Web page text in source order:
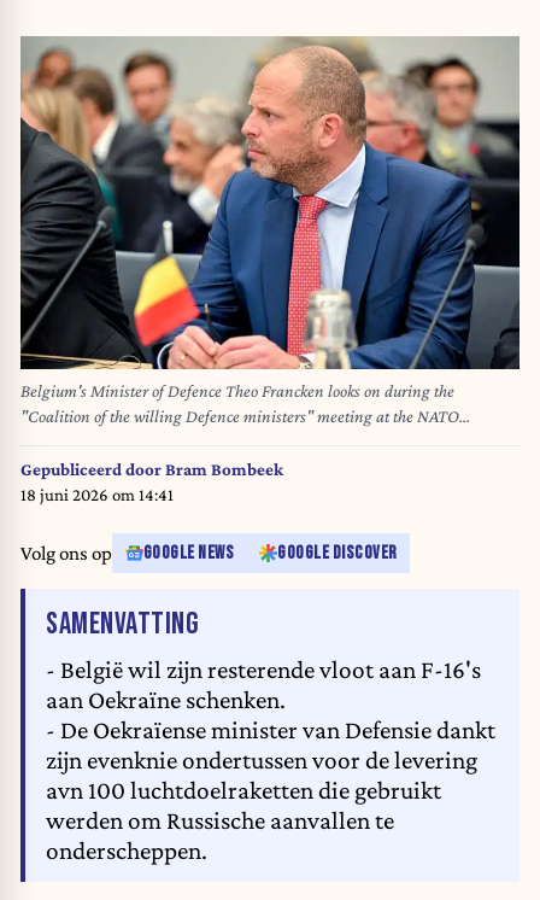
Belgium's Minister of Defence Theo Francken looks on during the
"Coalition of the willing Defence ministers" meeting at the NATO
headquarters in Brussels on April 10, 2025. Nicolas TUCAT / AFP
Gepubliceerd doorBram Bombeek
18 juni 2026 om 14:41
Volg ons op GOOGLE NEWS GOOGLE DISCOVER
SAMENVATTING
- België wil zijn resterende vloot aan F-16's
aan Oekraïne schenken.
- De Oekraïense minister van Defensie dankt
zijn evenknie ondertussen voor de levering
avn 100 luchtdoelraketten die gebruikt
werden om Russische aanvallen te
onderscheppen.